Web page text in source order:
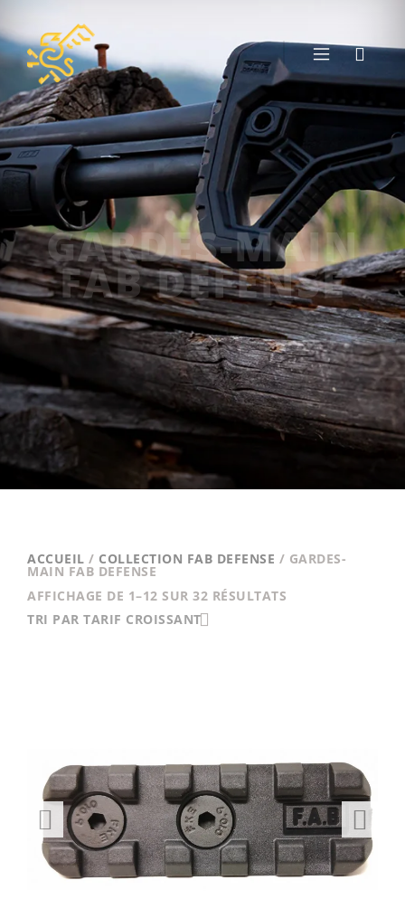
GARDES-MAIN
FAB DEFENSE
ACCUEIL / COLLECTION FAB DEFENSE / GARDES-
MAIN FAB DEFENSE
AFFICHAGE DE 1–12 SUR 32 RÉSULTATS
TRI PAR TARIF CROISSANT